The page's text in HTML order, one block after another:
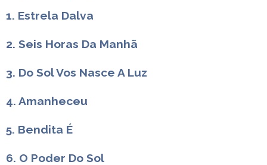
1. Estrela Dalva
2. Seis Horas Da Manhã
3. Do Sol Vos Nasce A Luz
4. Amanheceu
5. Bendita É
6. O Poder Do Sol